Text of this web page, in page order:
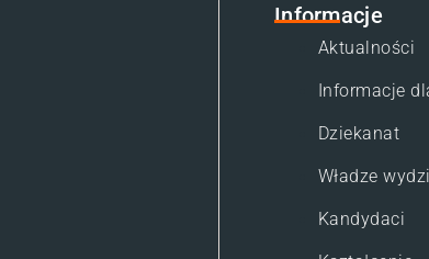
Informacje
Aktualności
Informacje
Dziekanat
Władze
Kandydaci